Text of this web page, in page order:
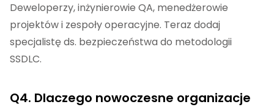
Deweloperzy, inżynierowie QA, menedżerowie
projektów i zespoły operacyjne. Teraz dodaj
specjalistę ds. bezpieczeństwa do metodologii
SSDLC.
Q4. Dlaczego nowoczesne organizacje